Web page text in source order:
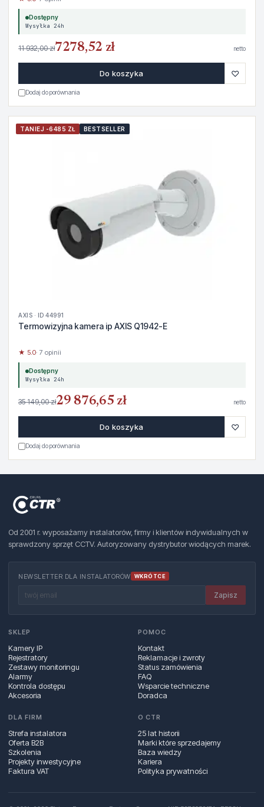
Dostępny
Wysyłka 24h
11 932,00 zł7278,52 zł netto
Do koszyka ♡
Dodaj do porównania
TANIEJ -6485 ZŁ BESTSELLER
AXIS · ID 44991
Termowizyjna kamera ip AXIS Q1942-E
★ 5.0· 7 opinii
Dostępny
Wysyłka 24h
35 149,00 zł29 876,65 zł netto
Do koszyka ♡
Dodaj do porównania
Od 2001 r. wyposażamy instalatorów, firmy i klientów indywidualnych w
sprawdzony sprzęt CCTV. Autoryzowany dystrybutor wiodących marek.
NEWSLETTER DLA INSTALATORÓW WKRÓTCE
Zapisz
SKLEP
Kamery IP
Rejestratory
Zestawy monitoringu
Alarmy
Kontrola dostępu
Akcesoria
POMOC
Kontakt
Reklamacje i zwroty
Status zamówienia
FAQ
Wsparcie techniczne
Doradca
DLA FIRM
Strefa instalatora
Oferta B2B
Szkolenia
Projekty inwestycyjne
Faktura VAT
O CTR
25 lat historii
Marki które sprzedajemy
Baza wiedzy
Kariera
Polityka prywatności